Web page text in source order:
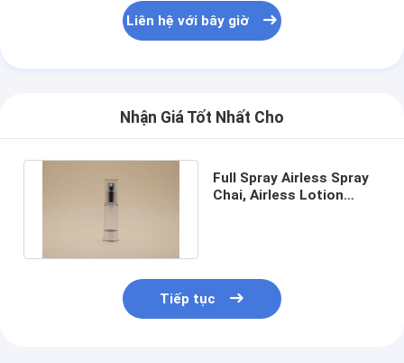
Liên hệ với bây giờ
Nhận Giá Tốt Nhất Cho
Full Spray Airless Spray
Chai, Airless Lotion
Tiếp tục